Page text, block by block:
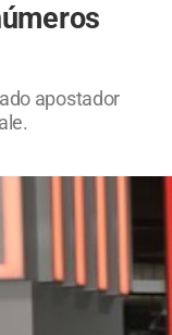
apostador